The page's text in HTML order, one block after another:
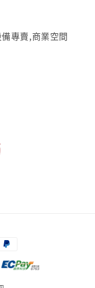
專賣,商業空間